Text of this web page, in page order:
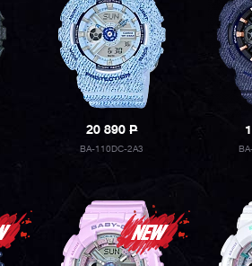
20 890P
BA-110DC-2A3